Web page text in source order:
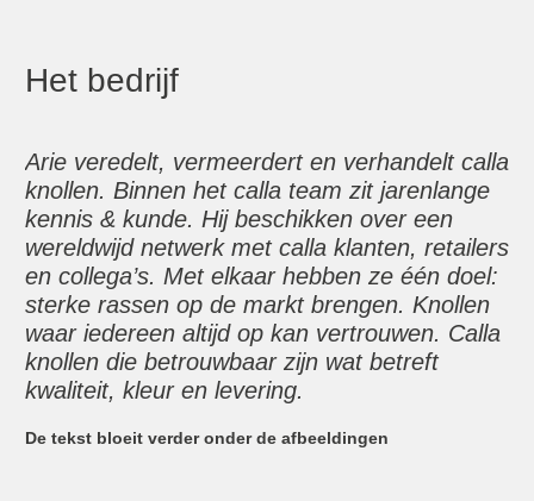
Het bedrijf
Arie veredelt, vermeerdert en verhandelt calla
knollen. Binnen het calla team zit jarenlange
kennis & kunde. Hij beschikken over een
wereldwijd netwerk met calla klanten, retailers
en collega’s. Met elkaar hebben ze één doel:
sterke rassen op de markt brengen. Knollen
waar iedereen altijd op kan vertrouwen. Calla
knollen die betrouwbaar zijn wat betreft
kwaliteit, kleur en levering.
De tekst bloeit verder onder de afbeeldingen